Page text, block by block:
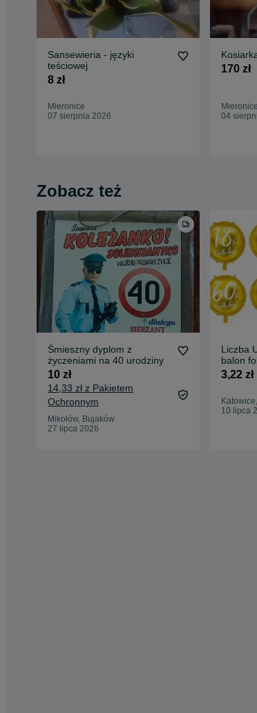
Sansewieria - języki
teściowej
8 zł
Mieronice
07 sierpnia 2026
170 zł
Mieronice
04
Zobacz też
Śmieszny dyplom z
życzeniami na 40 urodziny
10 zł
14,33 zł z Pakietem
Ochronnym
Mikołów, Bujaków
27 lipca 2026
Liczba
balon
3,22 zł
10 lipca